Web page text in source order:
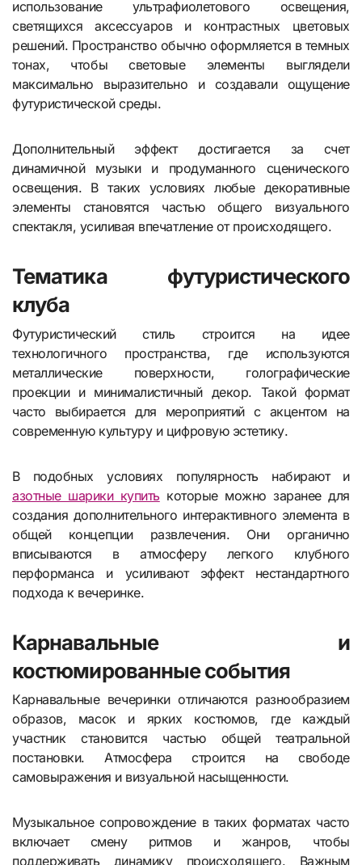
использование ультрафиолетового освещения,
светящихся аксессуаров и контрастных цветовых
решений. Пространство обычно оформляется в темных
тонах, чтобы световые элементы выглядели
максимально выразительно и создавали ощущение
футуристической среды.
Дополнительный эффект достигается за счет
динамичной музыки и продуманного сценического
освещения. В таких условиях любые декоративные
элементы становятся частью общего визуального
спектакля, усиливая впечатление от происходящего.
Тематика футуристического
клуба
Футуристический стиль строится на идее
технологичного пространства, где используются
металлические поверхности, голографические
проекции и минималистичный декор. Такой формат
часто выбирается для мероприятий с акцентом на
современную культуру и цифровую эстетику.
В подобных условиях популярность набирают и
азотные шарики купить которые можно заранее для
создания дополнительного интерактивного элемента в
общей концепции развлечения. Они органично
вписываются в атмосферу легкого клубного
перформанса и усиливают эффект нестандартного
подхода к вечеринке.
Карнавальные и
костюмированные события
Карнавальные вечеринки отличаются разнообразием
образов, масок и ярких костюмов, где каждый
участник становится частью общей театральной
постановки. Атмосфера строится на свободе
самовыражения и визуальной насыщенности.
Музыкальное сопровождение в таких форматах часто
включает смену ритмов и жанров, чтобы
поддерживать динамику происходящего. Важным